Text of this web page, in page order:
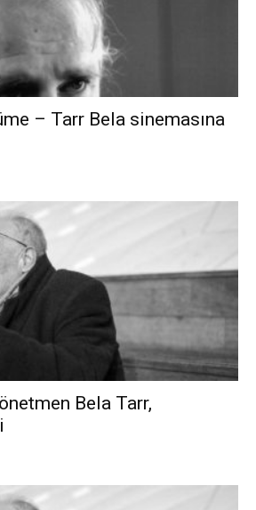
– Tarr Bela sinemasına
Bela Tarr,